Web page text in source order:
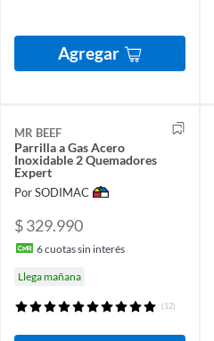
Agregar
MR BEEF
Parrilla a Gas Acero
Inoxidable 2 Quemadores
Expert
Por SODIMAC
$ 329.990
6cuotas sin interés
Llega mañana
(12)